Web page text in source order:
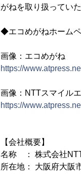
がねを取り扱ってい
◆エコめがねホームペ
画像：エコめがね
https://
画像：NTTスマイル
https://
【会社概要】
名称 ： 株式会社
所在地： 大阪府大阪